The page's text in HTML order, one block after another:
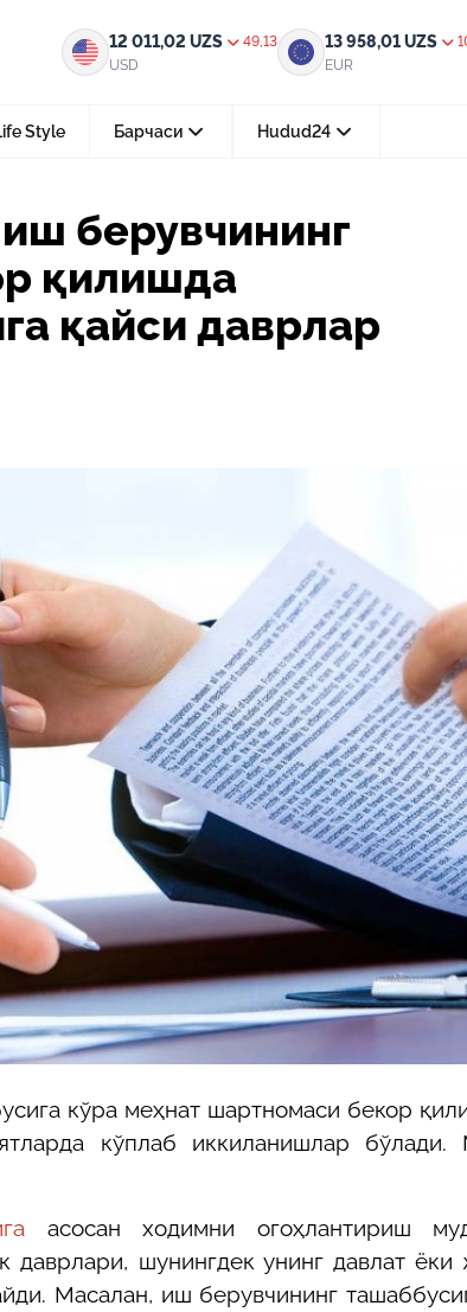
12 011,02 UZS
49,13
USD
13 958,01UZS
EUR
Style Барчаси Hudud24
Мустақилликнинг 35 йили:
тараққиёт ва фаровонлик сари
29-июн 2026, 10:29
Халқ билан очиқ мулоқот —
манфаатларига хизмат қилувчи
давлат бошқарувининг муҳим
25-июн 2026, 11:04
Электрон обуна: ҳуқуқий
тез ва қулай йўл
23-июн 2026, 10:05
Хусусий боғчада 5 ой ишлаб
чиқиш мумкинми?
кўра бекор қилишда огоҳлантириш муддатига қайси
берувчининг
қилишда
қайси даврлар
кўра меҳнат шартномаси бекор
кўплаб иккиланишлар бўлади.
асосан ходимни огоҳлантириш
даврлари, шунингдек унинг давлат ёки
Масалан, иш берувчининг